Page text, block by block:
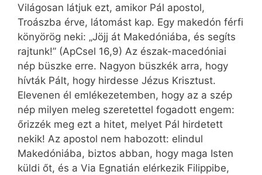
Világosan látjuk ezt, amikor Pál apostol,
Troászba érve, látomást kap. Egy makedón férfi
könyörög neki: „Jöjj át Makedóniába, és segíts
rajtunk!” (ApCsel 16,9) Az észak-macedóniai
nép büszke erre. Nagyon büszkék arra, hogy
hívták Pált, hogy hirdesse Jézus Krisztust.
Elevenen él emlékezetemben, hogy az a szép
nép milyen meleg szeretettel fogadott engem:
őrizzék meg ezt a hitet, melyet Pál hirdetett
nekik! Az apostol nem habozott: elindul
Makedóniába, biztos abban, hogy maga Isten
küldi őt, és a Via Egnatián elérkezik Filippibe,